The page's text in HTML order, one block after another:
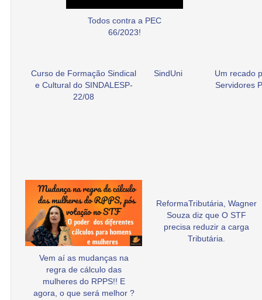
Todos contra a PEC
66/2023!
Curso de Formação Sindical
e Cultural do SINDALESP-
22/08
SindUni
Um recado
Servidores
Vem aí as mudanças na
regra de cálculo das
mulheres do RPPS!! E
agora, o que será melhor ?
ReformaTributária, Wagner
Souza diz que O STF
precisa reduzir a carga
Tributária.